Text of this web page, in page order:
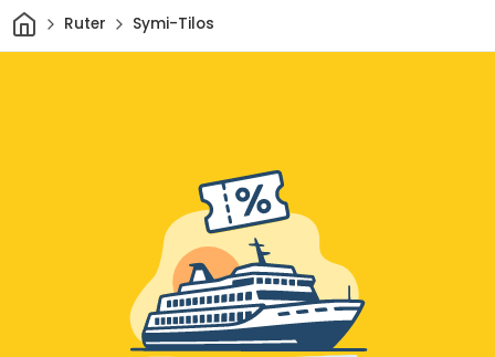
HjemRuter Symi-Tilos